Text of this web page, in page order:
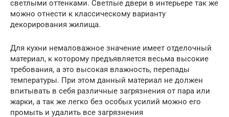
светлыми оттенками. Светлые двери в интерьере так же
можно отнести к классическому варианту
декорирования жилища.
Для кухни немаловажное значение имеет отделочный
материал, к которому предъявляется весьма высокие
требования, а это высокая влажность, перепады
температуры. При этом данный материал не должен
впитывать в себя различные загрязнения от пара или
жарки, а так же легко без особых усилий можно его
промыть и удалить все загрязнения